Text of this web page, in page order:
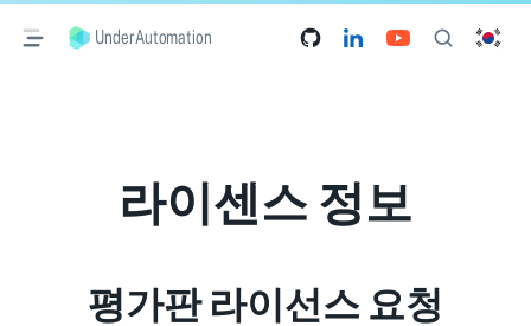
UnderAutomation
라이센스 정보
평가판 라이선스 요청